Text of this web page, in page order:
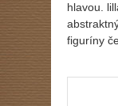
hlavou.
figuríny